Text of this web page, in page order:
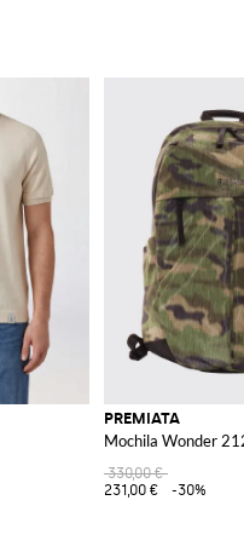
PREMIATA
Mochila Wonder
330,00 €
231,00 €
-30%